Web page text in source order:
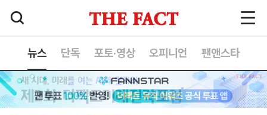
뉴스 단독 포토·영상 오피니언 팬앤스타